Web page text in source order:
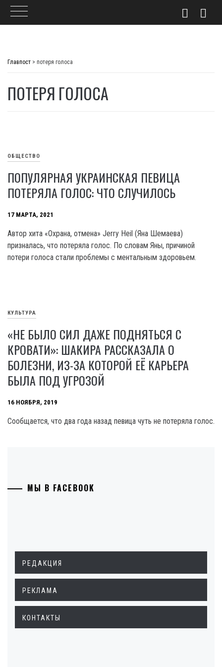
Главпост > потеря голоса
ПОТЕРЯ ГОЛОСА
ОБЩЕСТВО
ПОПУЛЯРНАЯ УКРАИНСКАЯ ПЕВИЦА
ПОТЕРЯЛА ГОЛОС: ЧТО СЛУЧИЛОСЬ
17 МАРТА, 2021
Автор хита «Охрана, отмена» Jerry Heil (Яна Шемаева)
призналась, что потеряла голос. По словам Яны, причиной
потери голоса стали проблемы с ментальным здоровьем.
КУЛЬТУРА
«НЕ БЫЛО СИЛ ДАЖЕ ПОДНЯТЬСЯ С
КРОВАТИ»: ШАКИРА РАССКАЗАЛА О
БОЛЕЗНИ, ИЗ-ЗА КОТОРОЙ ЕЁ КАРЬЕРА
БЫЛА ПОД УГРОЗОЙ
16 НОЯБРЯ, 2019
Сообщается, что два года назад певица чуть не потеряла голос.
МЫ В FACEBOOK
РЕДАКЦИЯ
РЕКЛАМА
КОНТАКТЫ